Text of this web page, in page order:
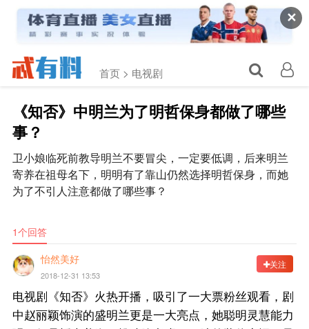
✕
首页 > 电视剧
《知否》中明兰为了明哲保身都做了哪些
事？
卫小娘临死前教导明兰不要冒尖，一定要低调，后来明兰
寄养在祖母名下，明明有了靠山仍然选择明哲保身，而她
为了不引人注意都做了哪些事？
1个回答
怡然美好
2018-12-31 13:53
关注
电视剧《知否》火热开播，吸引了一大票粉丝观看，剧
中赵丽颖饰演的盛明兰更是一大亮点，她聪明灵慧能力